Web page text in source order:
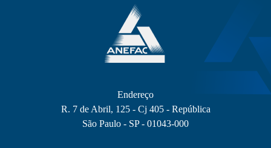
Endereço
R. 7 de Abril, 125 - Cj 405 - República
São Paulo - SP - 01043-000